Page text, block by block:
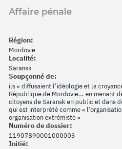
Affaire pénale
Région:
Mordovie
Localité:
Saransk
Soupçonné de:
ils « diffusaient l’idéologie et la
République de Mordovie... en menant
citoyens de Saransk en public et dans
qui est interprété comme «
organisation extrémiste »
Numéro de dossier:
11907890001000003
Initié: